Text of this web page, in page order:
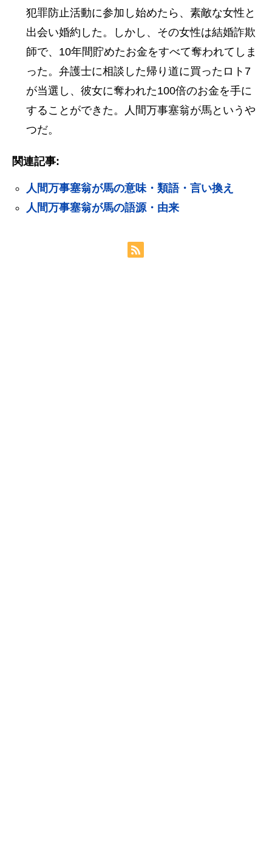
犯罪防止活動に参加し始めたら、素敵な女性と
出会い婚約した。しかし、その女性は結婚詐欺
師で、10年間貯めたお金をすべて奪われてしま
った。弁護士に相談した帰り道に買ったロト7
が当選し、彼女に奪われた100倍のお金を手に
することができた。人間万事塞翁が馬というや
つだ。
関連記事:
人間万事塞翁が馬の意味・類語・言い換え
人間万事塞翁が馬の語源・由来